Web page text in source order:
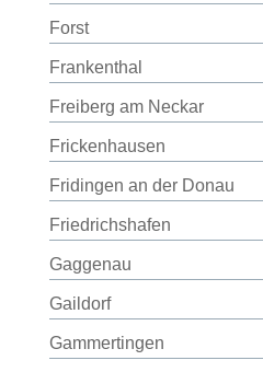
Forst
Frankenthal
Freiberg am Neckar
Frickenhausen
Fridingen an der Donau
Friedrichshafen
Gaggenau
Gaildorf
Gammertingen